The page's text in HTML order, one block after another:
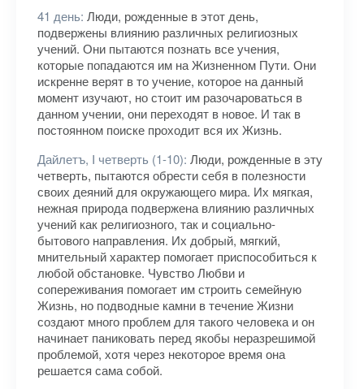
41 день: Люди, рожденные в этот день,
подвержены влиянию различных религиозных
учений. Они пытаются познать все учения,
которые попадаются им на Жизненном Пути. Они
искренне верят в то учение, которое на данный
момент изучают, но стоит им разочароваться в
данном учении, они переходят в новое. И так в
постоянном поиске проходит вся их Жизнь.
Дайлетъ, I четверть (1-10): Люди, рожденные в эту
четверть, пытаются обрести себя в полезности
своих деяний для окружающего мира. Их мягкая,
нежная природа подвержена влиянию различных
учений как религиозного, так и социально-
бытового направления. Их добрый, мягкий,
мнительный характер помогает приспособиться к
любой обстановке. Чувство Любви и
сопереживания помогает им строить семейную
Жизнь, но подводные камни в течение Жизни
создают много проблем для такого человека и он
начинает паниковать перед якобы неразрешимой
проблемой, хотя через некоторое время она
решается сама собой.